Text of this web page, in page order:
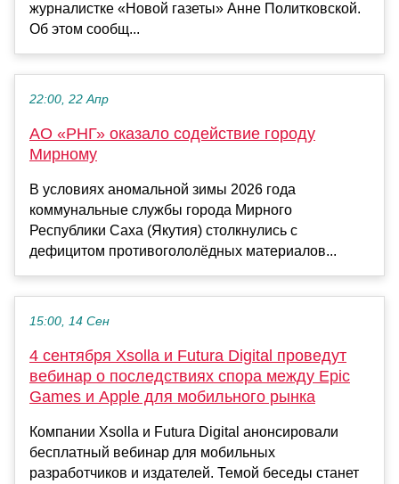
журналистке «Новой газеты» Анне Политковской.
Об этом сообщ...
22:00, 22 Апр
АО «РНГ» оказало содействие городу
Мирному
В условиях аномальной зимы 2026 года
коммунальные службы города Мирного
Республики Саха (Якутия) столкнулись с
дефицитом противогололёдных материалов...
15:00, 14 Сен
4 сентября Xsolla и Futura Digital проведут
вебинар о последствиях спора между Epic
Games и Apple для мобильного рынка
Компании Xsolla и Futura Digital анонсировали
бесплатный вебинар для мобильных
разработчиков и издателей. Темой беседы станет